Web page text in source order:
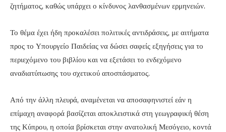
ζητήματος, καθώς υπάρχει ο κίνδυνος λανθασμένων ερμηνειών.
Το θέμα έχει ήδη προκαλέσει πολιτικές αντιδράσεις, με αιτήματα
προς το Υπουργείο Παιδείας να δώσει σαφείς εξηγήσεις για το
περιεχόμενο του βιβλίου και να εξετάσει το ενδεχόμενο
αναδιατύπωσης του σχετικού αποσπάσματος.
Από την άλλη πλευρά, αναμένεται να αποσαφηνιστεί εάν η
επίμαχη αναφορά βασίζεται αποκλειστικά στη γεωγραφική θέση
της Κύπρου, η οποία βρίσκεται στην ανατολική Μεσόγειο, κοντά